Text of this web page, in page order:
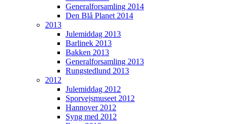
Generalforsamling 2014
Den Blå Planet 2014
2013
Julemiddag 2013
Barlinek 2013
Bakken 2013
Generalforsamling 2013
Rungstedlund 2013
2012
Julemiddag 2012
Sporvejsmuseet 2012
Hannover 2012
Syng med 2012